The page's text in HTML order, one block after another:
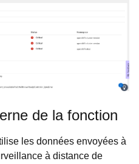
de la fonction
les données envoyées à
à distance de